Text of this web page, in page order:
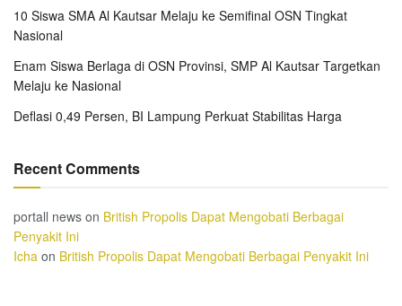
10 Siswa SMA Al Kautsar Melaju ke Semifinal OSN Tingkat
Nasional
Enam Siswa Berlaga di OSN Provinsi, SMP Al Kautsar Targetkan
Melaju ke Nasional
Deflasi 0,49 Persen, BI Lampung Perkuat Stabilitas Harga
Recent Comments
portall news on British Propolis Dapat Mengobati Berbagai
Penyakit Ini
Icha on British Propolis Dapat Mengobati Berbagai Penyakit Ini